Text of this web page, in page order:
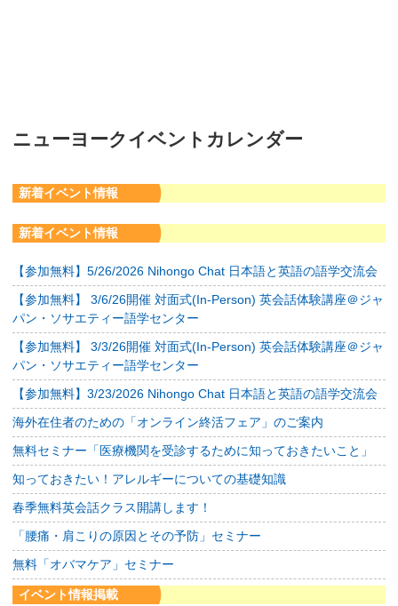
ニューヨークイベントカレンダー
新着イベント情報
新着イベント情報
【参加無料】5/26/2026 Nihongo Chat 日本語と英語の語学交流会
【参加無料】 3/6/26開催 対面式(In-Person) 英会話体験講座＠ジャ
パン・ソサエティー語学センター
【参加無料】 3/3/26開催 対面式(In-Person) 英会話体験講座＠ジャ
パン・ソサエティー語学センター
【参加無料】3/23/2026 Nihongo Chat 日本語と英語の語学交流会
海外在住者のための「オンライン終活フェア」のご案内
無料セミナー「医療機関を受診するために知っておきたいこと」
知っておきたい！アレルギーについての基礎知識
春季無料英会話クラス開講します！
「腰痛・肩こりの原因とその予防」セミナー
無料「オバマケア」セミナー
イベント情報掲載